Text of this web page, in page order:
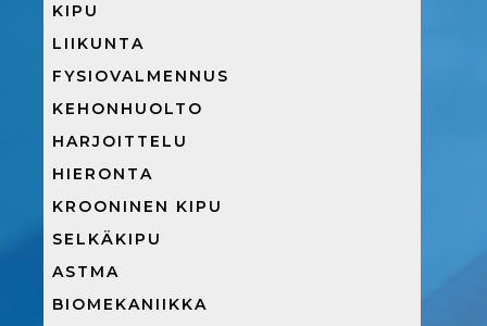
KIPU
LIIKUNTA
FYSIOVALMENNUS
KEHONHUOLTO
HARJOITTELU
HIERONTA
KROONINEN KIPU
SELKÄKIPU
ASTMA
BIOMEKANIIKKA